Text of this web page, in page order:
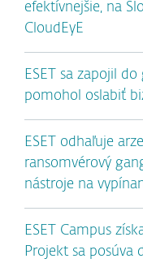
efektívnejšie, na
CloudEyE
ESET sa zapojil
pomohol oslabiť
ESET odhaľuje
ransomvérový
nástroje na
ESET Campus
Projekt sa posúva